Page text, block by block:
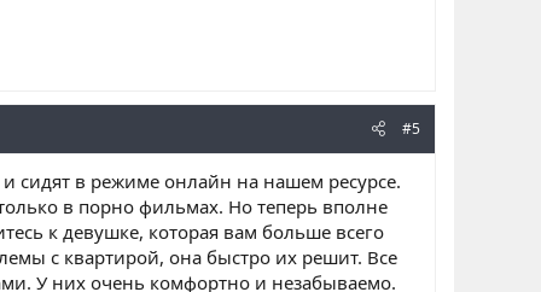
#5
сидят в режиме онлайн на нашем ресурсе.
в порно фильмах. Но теперь вполне
к девушке, которая вам больше всего
с квартирой, она быстро их решит. Все
У них очень комфортно и незабываемо.